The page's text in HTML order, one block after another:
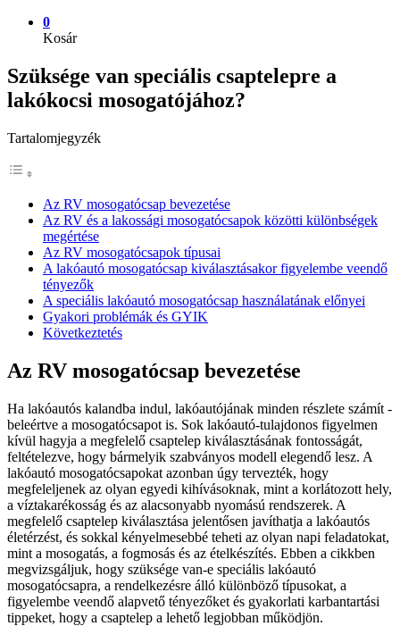
0
Kosár
Szüksége van speciális csaptelepre a
lakókocsi mosogatójához?
Tartalomjegyzék
Az RV mosogatócsap bevezetése
Az RV és a lakossági mosogatócsapok közötti különbségek
megértése
Az RV mosogatócsapok típusai
A lakóautó mosogatócsap kiválasztásakor figyelembe veendő
tényezők
A speciális lakóautó mosogatócsap használatának előnyei
Gyakori problémák és GYIK
Következtetés
Az RV mosogatócsap bevezetése
Ha lakóautós kalandba indul, lakóautójának minden részlete számít -
beleértve a mosogatócsapot is. Sok lakóautó-tulajdonos figyelmen
kívül hagyja a megfelelő csaptelep kiválasztásának fontosságát,
feltételezve, hogy bármelyik szabványos modell elegendő lesz. A
lakóautó mosogatócsapokat azonban úgy tervezték, hogy
megfeleljenek az olyan egyedi kihívásoknak, mint a korlátozott hely,
a víztakarékosság és az alacsonyabb nyomású rendszerek. A
megfelelő csaptelep kiválasztása jelentősen javíthatja a lakóautós
életérzést, és sokkal kényelmesebbé teheti az olyan napi feladatokat,
mint a mosogatás, a fogmosás és az ételkészítés. Ebben a cikkben
megvizsgáljuk, hogy szüksége van-e speciális lakóautó
mosogatócsapra, a rendelkezésre álló különböző típusokat, a
figyelembe veendő alapvető tényezőket és gyakorlati karbantartási
tippeket, hogy a csaptelep a lehető legjobban működjön.